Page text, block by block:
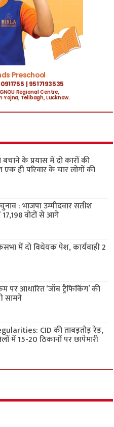
बचाने के प्रयास में दो कारों की
ही परिवार के चार लोगों की
: भाजपा उम्मीदवार सतीश
वोटों से आगे
में दो विधेयक पेश, कार्यवाही 2
आधारित ‘जॉब ट्रैफिकिंग’ की
सामने
CID की ताबड़तोड़ रेड,
में 15-20 ठिकानों पर छापेमारी